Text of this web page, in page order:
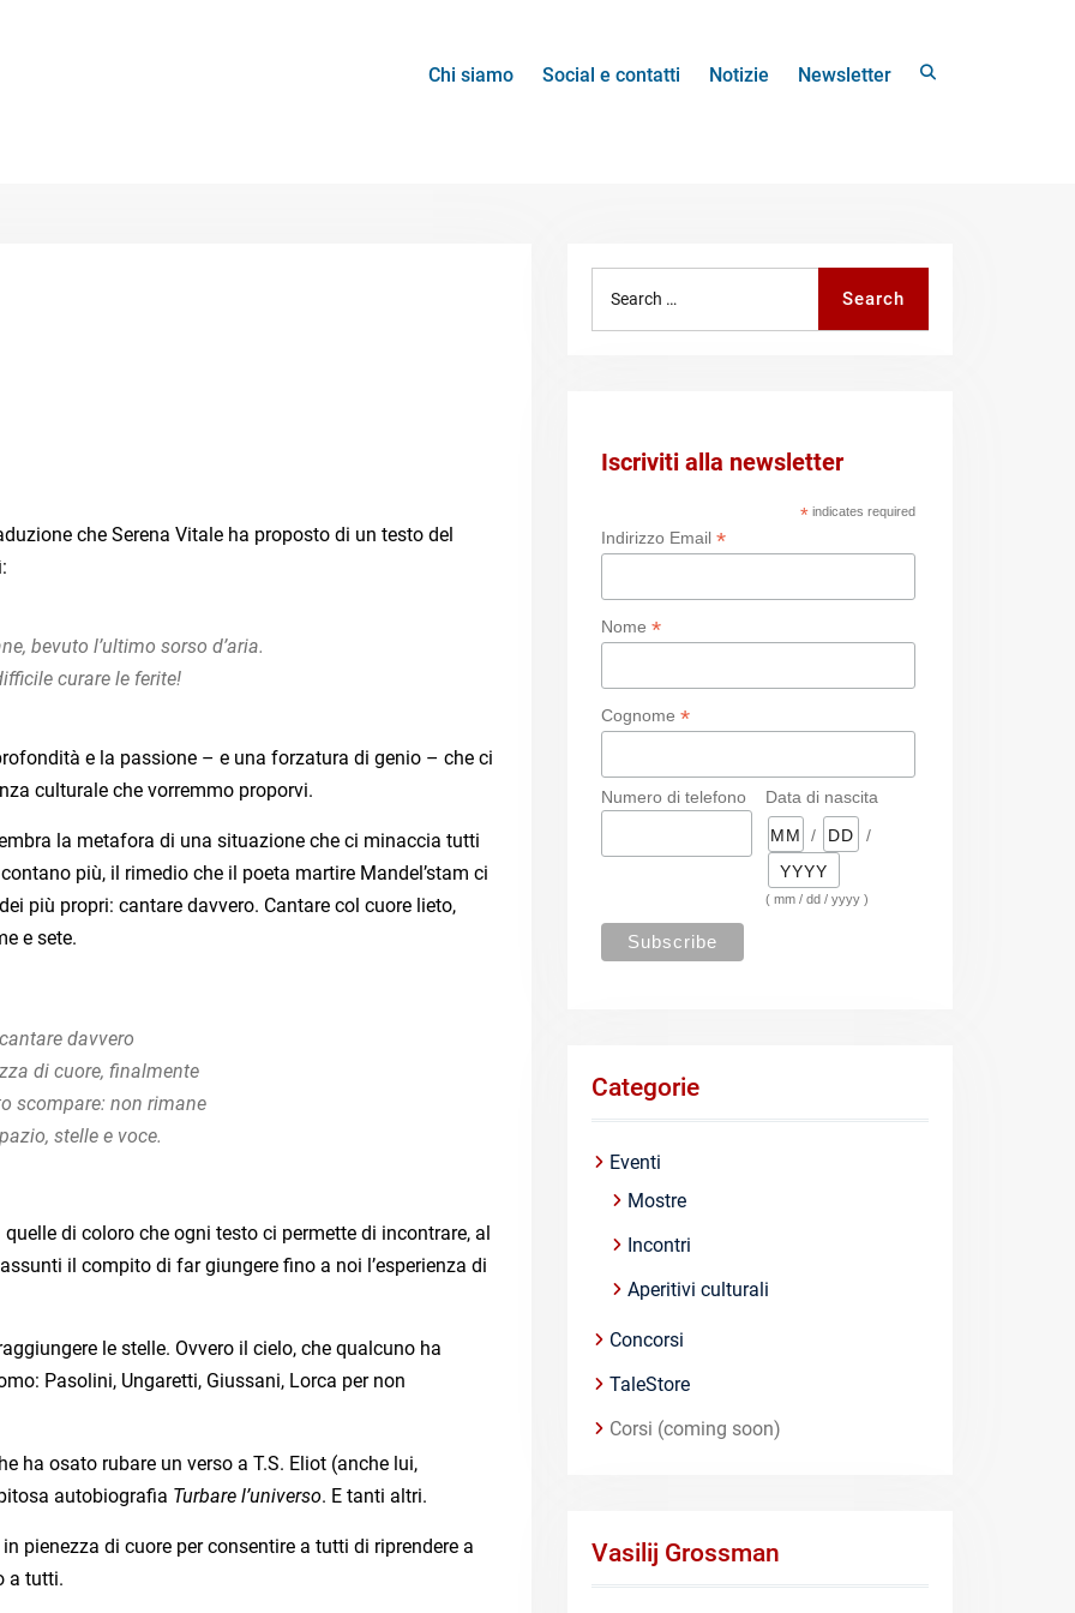
Chi siamo Social e contatti Notizie Newsletter
che Serena Vitale ha proposto di un testo del
bevuto l’ultimo sorso d’aria.
curare le ferite!
e la passione – e una forzatura di genio – che ci
culturale che vorremmo proporvi.
la metafora di una situazione che ci minaccia tutti
più, il rimedio che il poeta martire Mandel’stam ci
più propri: cantare davvero. Cantare col cuore lieto,
e sete.
davvero
di cuore, finalmente
scompare: non rimane
stelle e voce.
di coloro che ogni testo ci permette di incontrare, al
il compito di far giungere fino a noi l’esperienza di
le stelle. Ovvero il cielo, che qualcuno ha
Pasolini, Ungaretti, Giussani, Lorca per non
ha osato rubare un verso a T.S. Eliot (anche lui,
autobiografia Turbare l’universo. E tanti altri.
pienezza di cuore per consentire a tutti di riprendere a
a tutti.
Search
Iscriviti alla newsletter
* indicates required
Indirizzo Email*
Nome*
Cognome*
Numero di telefono
Data di nascita
/
/
( mm / dd / yyyy )
Categorie
Eventi
Mostre
Incontri
Aperitivi culturali
Concorsi
TaleStore
Corsi (coming soon)
Vasilij Grossman